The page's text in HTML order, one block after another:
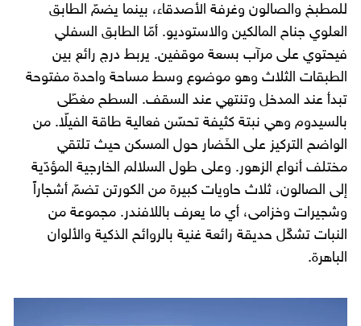
للمطبخ والصالون وغرفة الأصدقاء، بينما يضمّ الطابق
العلوي جناح المالكين والاستوديو. أمّا الطابق السفلي
فيحتوي على مرآب بسعة موقفين. يربط درج رائع بين
الطبقات الثلاث وهو موضوع وسط مساحة واحدة مفتوحة
تبدأ عند المدخل وتنتهي عند السقف. السطح مغطّى
بالسيدوم وهي نبتة كثيفة تحسّن فعالية طاقة الفيلّا. من
الواضح التركيز على الخَضار حول المسكن حيث تلتقي
مختلف أنواع الزهور. وعلى طول السلالم الخارجية المؤدّية
إلى الصالون، ثلاث حاويات كبيرة من الكورتن تضمّ أشجاراً
وشجيرات وخزامى، أي ما يعرف باللافندر. مجموعة من
النبات تشكّل حديقة رائعة غنية بالروائح الذكية والألوان
الباهرة.